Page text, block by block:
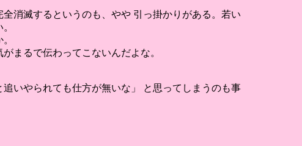
消滅するというのも、やや 引っ掛かりがある。若い
まるで伝わってこないんだよな。
いやられても仕方が無いな」 と思ってしまうのも事